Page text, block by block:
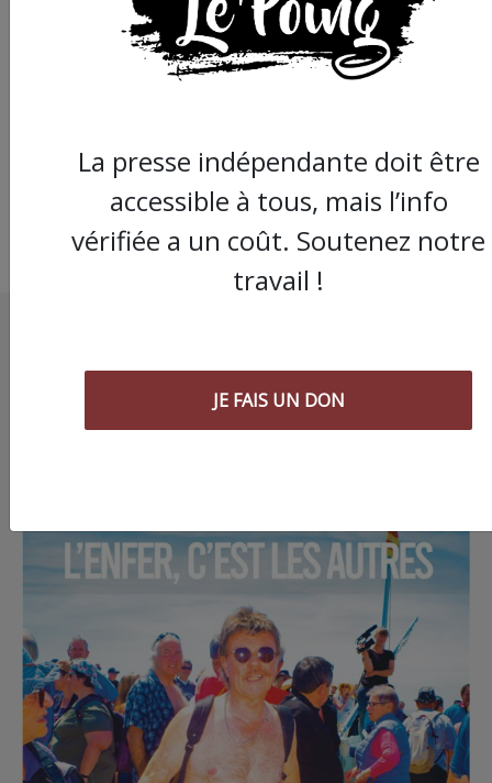
Pourtant libres, les
policiers impliqués
la mort de Mohamed
La presse indépendante doit être
accessible à tous, mais l’info
vérifiée a un coût. Soutenez notre
travail !
JE FAIS UN DON